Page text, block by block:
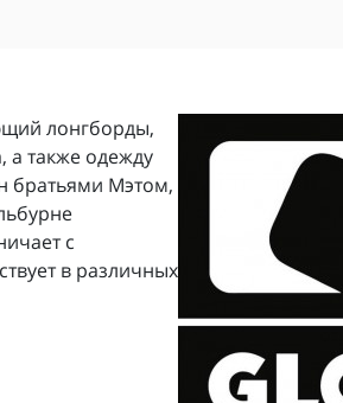
лонгборды,
а также одежду
братьями Мэтом,
с
в различных